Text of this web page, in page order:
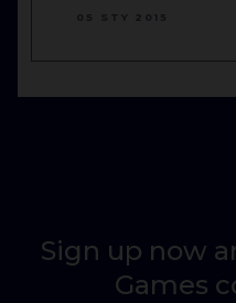
Sign up now
Games